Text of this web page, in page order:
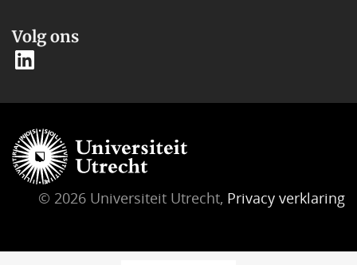
Volg ons
© 2026 Universiteit Utrecht, Privacy verklaring